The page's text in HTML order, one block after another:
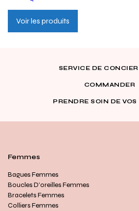
Voir les produits
SERVICE DE
COMMANDER
PRENDRE SOIN DE
Femmes
Bagues Femmes
Boucles D’oreilles Femmes
Bracelets Femmes
Colliers Femmes